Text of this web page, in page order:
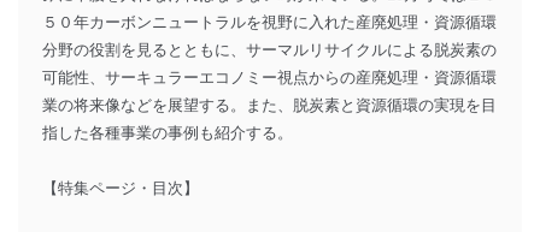
５０年カーボンニュートラルを視野に入れた産廃処理・資源循環
分野の役割を見るとともに、サーマルリサイクルによる脱炭素の
可能性、サーキュラーエコノミー視点からの産廃処理・資源循環
業の将来像などを展望する。また、脱炭素と資源循環の実現を目
指した各種事業の事例も紹介する。
【特集ページ・目次】